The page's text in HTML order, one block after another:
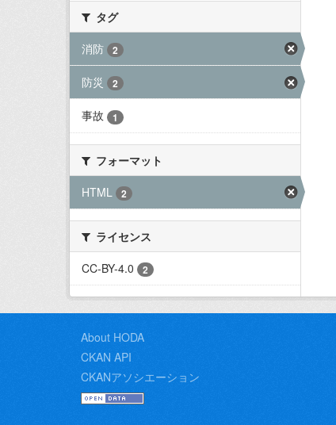
タグ
消防
2
防災 2
事故 1
フォーマット
HTML
2
ライセンス
CC-BY-4.0
2
About HODA
CKAN API
CKANアソシエーション